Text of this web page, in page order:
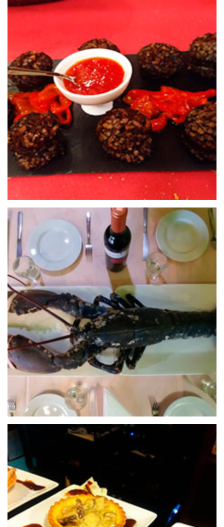
24 de septiembre de 2020
CERVECERÍA GB-4
24 de septiembre de 2020
RESTAURANTE NEVADA
24 de septiembre de 2020